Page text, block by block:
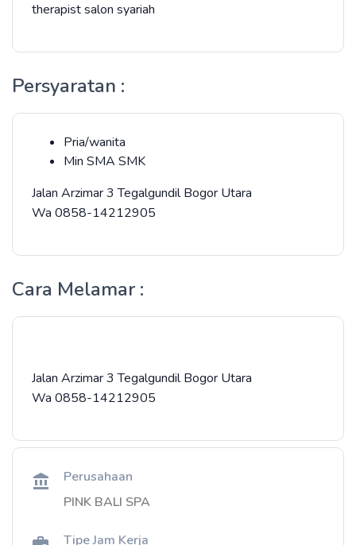
therapist salon syariah
Persyaratan :
Pria/wanita
Min SMA SMK
Jalan Arzimar 3 Tegalgundil Bogor Utara
Wa 0858-14212905
Cara Melamar :
Jalan Arzimar 3 Tegalgundil Bogor Utara
Wa 0858-14212905
Perusahaan
PINK BALI SPA
Tipe Jam Kerja